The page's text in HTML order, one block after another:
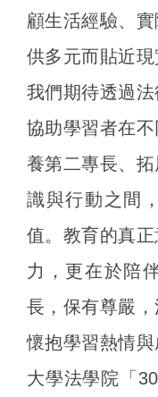
顧生活經驗、
供多元而貼近現
我們期待透過法
協助學習者在
養第二專長、
識與行動之間
值。教育的真
力，更在於陪
長，保有尊嚴
懷抱學習熱情
大學法學院「